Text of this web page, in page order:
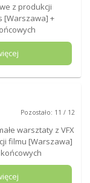
z produkcji
[Warszawa] +
Pozostało: 11 / 12
warsztaty z VFX
filmu [Warszawa]